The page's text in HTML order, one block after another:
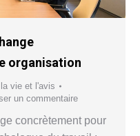
organisation
vie et l'avis
un commentaire
concrètement pour